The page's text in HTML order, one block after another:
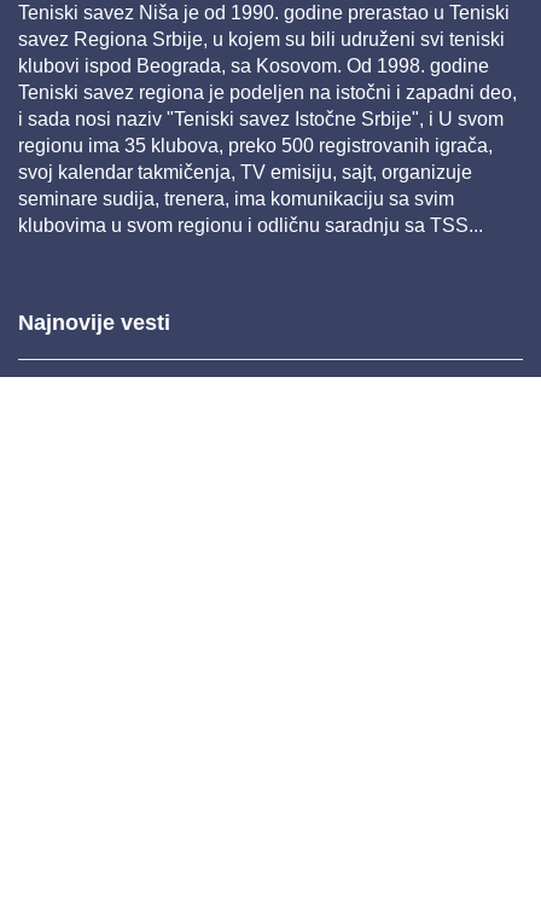
Teniski savez Niša je od 1990. godine prerastao u Teniski
savez Regiona Srbije, u kojem su bili udruženi svi teniski
klubovi ispod Beograda, sa Kosovom. Od 1998. godine
Teniski savez regiona je podeljen na istočni i zapadni deo,
i sada nosi naziv "Teniski savez Istočne Srbije", i U svom
regionu ima 35 klubova, preko 500 registrovanih igrača,
svoj kalendar takmičenja, TV emisiju, sajt, organizuje
seminare sudija, trenera, ima komunikaciju sa svim
klubovima u svom regionu i odličnu saradnju sa TSS...
Najnovije vesti